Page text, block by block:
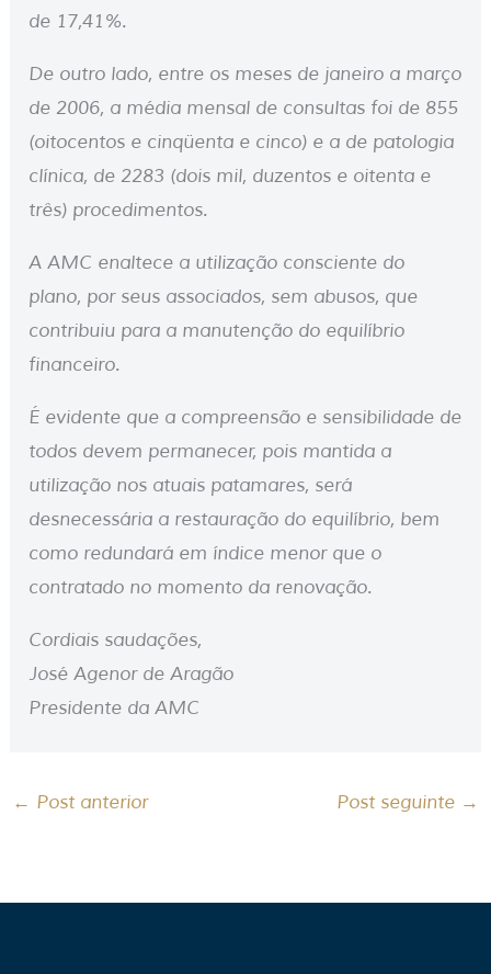
de 17,41%.
De outro lado, entre os meses de janeiro a março
de 2006, a média mensal de consultas foi de 855
(oitocentos e cinqüenta e cinco) e a de patologia
clínica, de 2283 (dois mil, duzentos e oitenta e
três) procedimentos.
A AMC enaltece a utilização consciente do
plano, por seus associados, sem abusos, que
contribuiu para a manutenção do equilíbrio
financeiro.
É evidente que a compreensão e sensibilidade de
todos devem permanecer, pois mantida a
utilização nos atuais patamares, será
desnecessária a restauração do equilíbrio, bem
como redundará em índice menor que o
contratado no momento da renovação.
Cordiais saudações,
José Agenor de Aragão
Presidente da AMC
← Post anterior Post seguinte →